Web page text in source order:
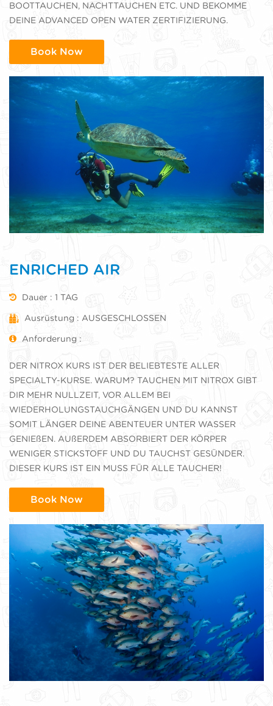
BOOTTAUCHEN, NACHTTAUCHEN ETC. UND BEKOMME
DEINE ADVANCED OPEN WATER ZERTIFIZIERUNG.
Book Now
ENRICHED AIR
Dauer : 1 TAG
Ausrüstung : AUSGESCHLOSSEN
Anforderung :
DER NITROX KURS IST DER BELIEBTESTE ALLER
SPECIALTY-KURSE. WARUM? TAUCHEN MIT NITROX GIBT
DIR MEHR NULLZEIT, VOR ALLEM BEI
WIEDERHOLUNGSTAUCHGÄNGEN UND DU KANNST
SOMIT LÄNGER DEINE ABENTEUER UNTER WASSER
GENIEßEN. AUßERDEM ABSORBIERT DER KÖRPER
WENIGER STICKSTOFF UND DU TAUCHST GESÜNDER.
DIESER KURS IST EIN MUSS FÜR ALLE TAUCHER!
Book Now